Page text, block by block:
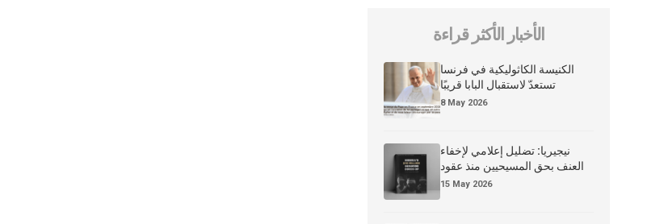
الأخبار الأكثر قراءة
الكنيسة الكاثوليكية في فرنسا
تستعدّ لاستقبال البابا قريبًا
8 May 2026
نيجيريا: تضليل إعلامي لإخفاء
العنف بحق المسيحيين منذ عقود
15 May 2026